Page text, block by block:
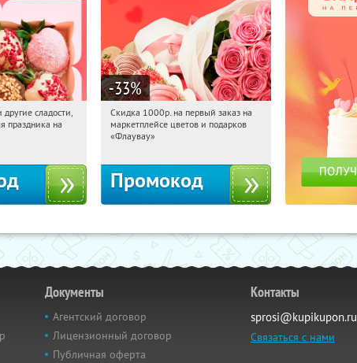
Получили:
сладости,
праздника на
-33%
00:17:13 Получили:
Россия
Скидка 1000р. на первый заказ на
маркетплейсе цветов и подарков
«Флаувау»
Промокод
Документы
Агентский договор
Лицензионный договор
Публичная оферта
Контакты
sprosi@kupikupon.ru
Связаться с нами